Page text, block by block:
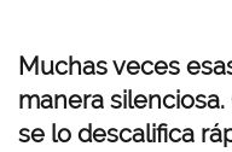
Muchas veces
manera
se lo descalifica